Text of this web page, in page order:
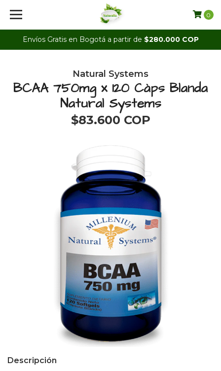
Envíos Gratis en Bogotá a partir de $280.000 COP
0
Natural Systems
BCAA 750mg x 120 Càps Blanda
Natural Systems
$83.600 COP
Descripción